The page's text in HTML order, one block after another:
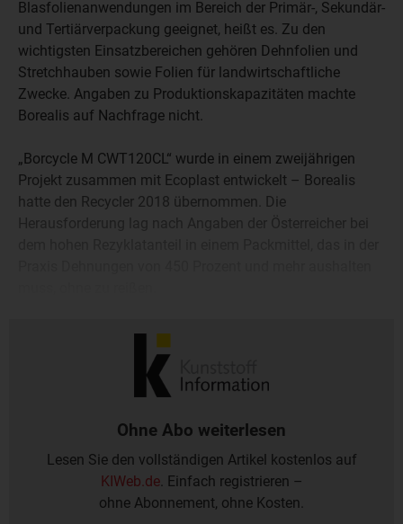
Blasfolienanwendungen im Bereich der Primär-, Sekundär-
und Tertiärverpackung geeignet, heißt es. Zu den
wichtigsten Einsatzbereichen gehören Dehnfolien und
Stretchhauben sowie Folien für landwirtschaftliche
Zwecke. Angaben zu Produktionskapazitäten machte
Borealis auf Nachfrage nicht.
„Borcycle M CWT120CL“ wurde in einem zweijährigen
Projekt zusammen mit Ecoplast entwickelt – Borealis
hatte den Recycler 2018 übernommen. Die
Herausforderung lag nach Angaben der Österreicher bei
Ohne Abo weiterlesen
Lesen Sie den vollständigen Artikel kostenlos auf
KIWeb.de. Einfach registrieren –
ohne Abonnement, ohne Kosten.